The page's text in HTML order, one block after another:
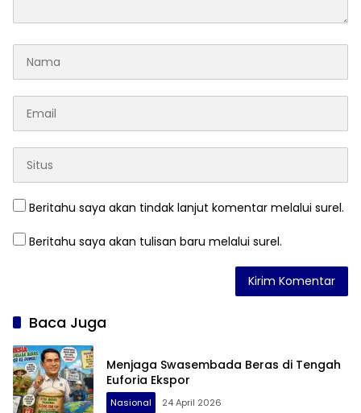
Beritahu saya akan tindak lanjut komentar melalui surel.
Beritahu saya akan tulisan baru melalui surel.
Baca Juga
Menjaga Swasembada Beras di Tengah
Euforia Ekspor
Nasional 24 April 2026